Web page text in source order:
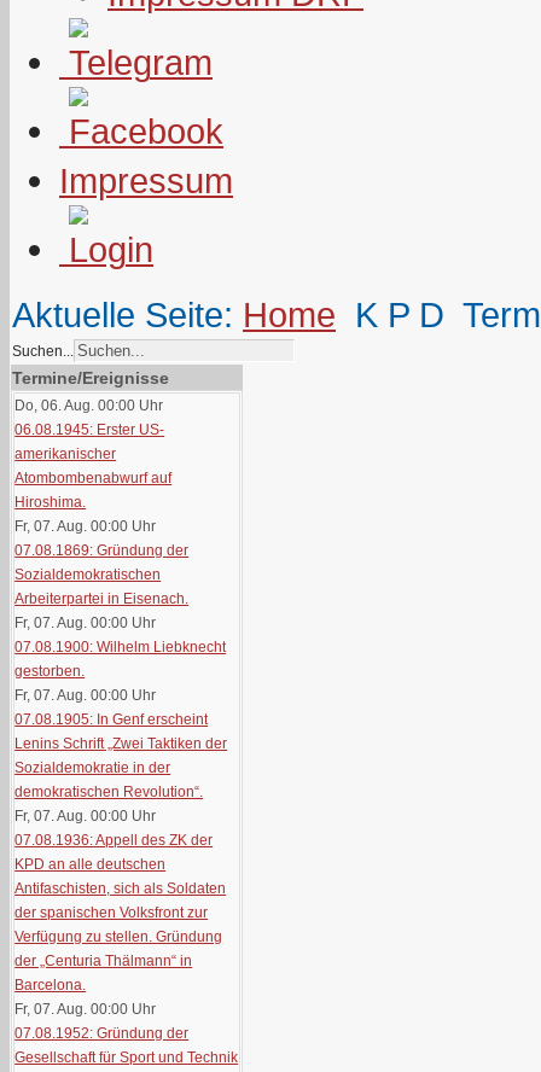
Impressum
Aktuelle Seite: Home K P D
Suchen...
Termine/Ereignisse
Do, 06. Aug. 00:00 Uhr
06.08.1945: Erster US-
amerikanischer
Atombombenabwurf auf
Hiroshima.
Fr, 07. Aug. 00:00 Uhr
07.08.1869: Gründung der
Sozialdemokratischen
Arbeiterpartei in Eisenach.
Fr, 07. Aug. 00:00 Uhr
07.08.1900: Wilhelm Liebknecht
gestorben.
Fr, 07. Aug. 00:00 Uhr
07.08.1905: In Genf erscheint
Lenins Schrift „Zwei Taktiken der
Sozialdemokratie in der
demokratischen Revolution“.
Fr, 07. Aug. 00:00 Uhr
07.08.1936: Appell des ZK der
KPD an alle deutschen
Antifaschisten, sich als Soldaten
der spanischen Volksfront zur
Verfügung zu stellen. Gründung
der „Centuria Thälmann“ in
Barcelona.
Fr, 07. Aug. 00:00 Uhr
07.08.1952: Gründung der
Gesellschaft für Sport und Technik